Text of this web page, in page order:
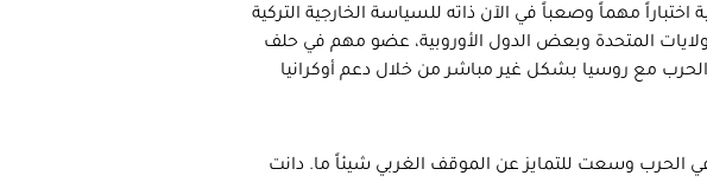
اختباراً مهماً وصعباً في الآن ذاته للسياسة الخارجية التركية
المتحدة وبعض الدول الأوروبية، عضو مهم في حلف
الحرب مع روسيا بشكل غير مباشر من خلال دعم أوكرانيا
في الحرب وسعت للتمايز عن الموقف الغربي شيئاً ما. دانت